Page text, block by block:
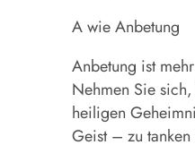
A wie Anbetung
Anbetung ist
Nehmen Sie
heiligen
Geist – zu